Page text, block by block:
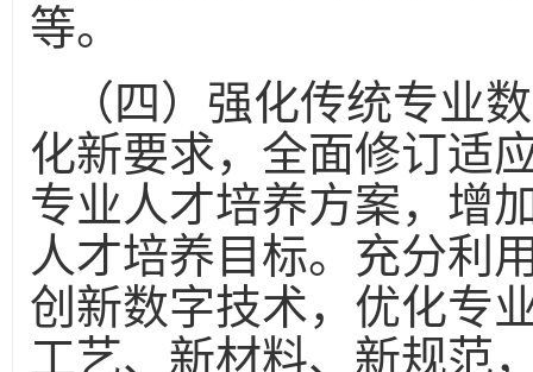
等。
（四）强化传统专业
化新要求，全面修订适
专业人才培养方案，增
人才培养目标。充分利
创新数字技术，优化专
工艺、新材料、新规范